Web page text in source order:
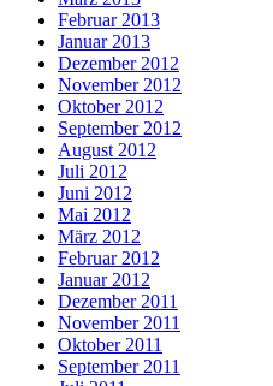
Februar 2013
Januar 2013
Dezember 2012
November 2012
Oktober 2012
September 2012
August 2012
Juli 2012
Juni 2012
Mai 2012
März 2012
Februar 2012
Januar 2012
Dezember 2011
November 2011
Oktober 2011
September 2011